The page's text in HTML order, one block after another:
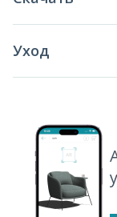
Уход